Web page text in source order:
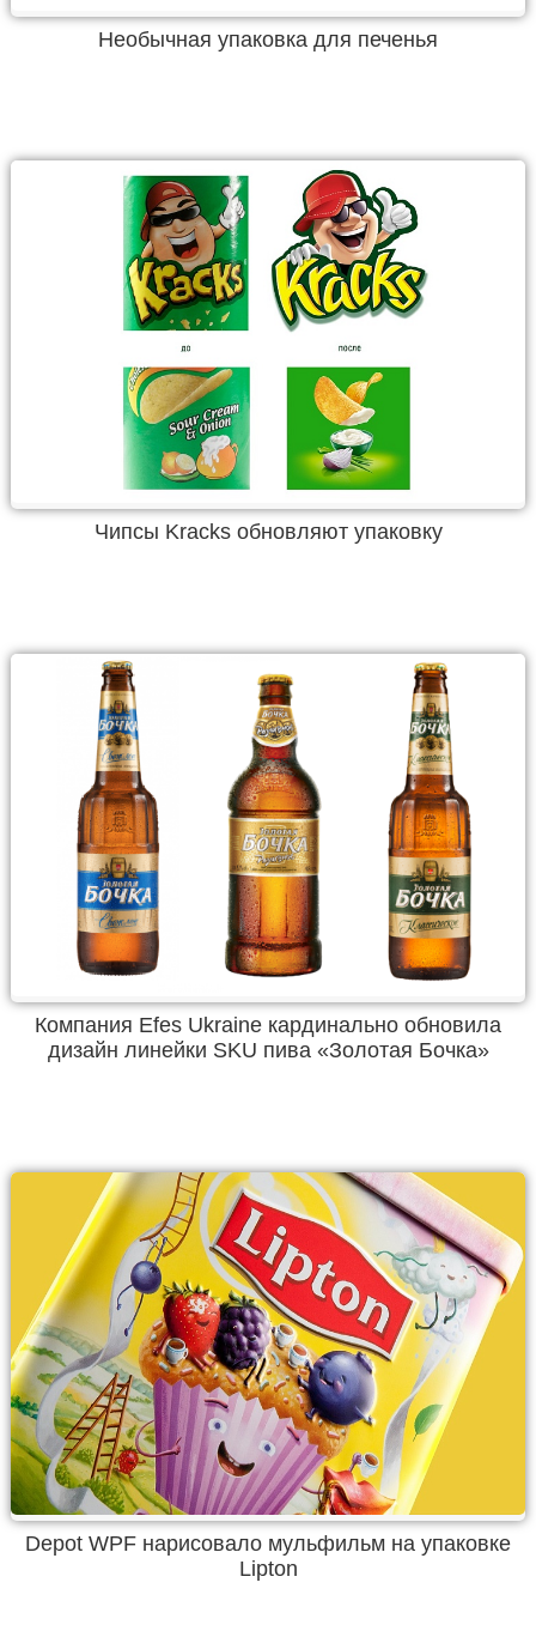
Необычная упаковка для печенья
Чипсы Kracks обновляют упаковку
Компания Efes Ukraine кардинально обновила
дизайн линейки SKU пива «Золотая Бочка»
Depot WPF нарисовало мульфильм на упаковке
Lipton